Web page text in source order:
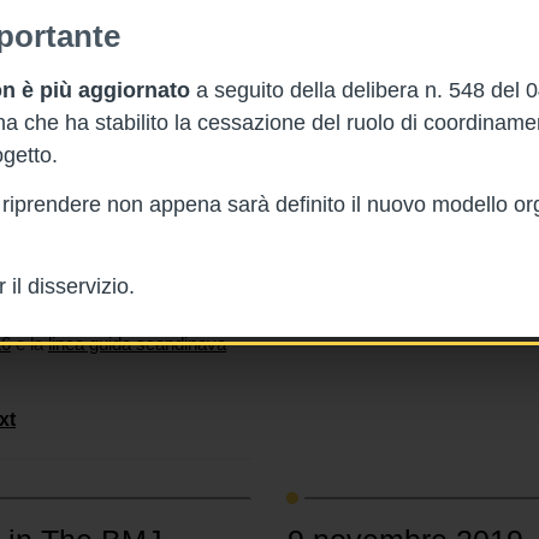
è più aggiornato a seguito della delibera n. 548 del
che ha stabilito la cessazione del ruolo di
non appena sarà definito il nuovo modello
il disservizio.
The BMJ
Cosa
per i non
e lalinea guida scandinava
Linee guida: il
Guideline
Per ragioni economiche la
. Dopo le